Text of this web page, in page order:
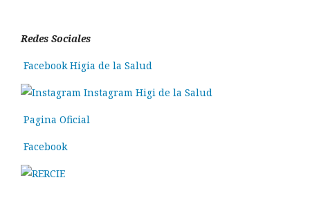
Redes Sociales
Facebook Higia de la Salud
Instagram Higi de la Salud
Pagina Oficial
Facebook